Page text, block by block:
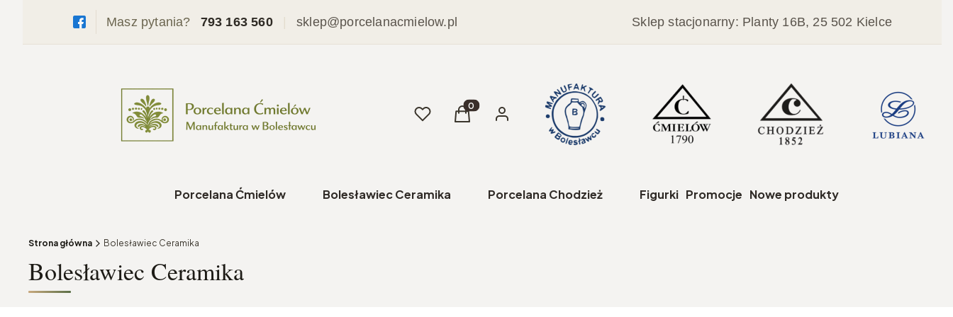
Masz pytania? 793 163 560 sklep@porcelanacmielow.pl Sklep stacjonarny: Planty 16B, 25 502 Kielce
UlubioneProdukty w koszyku: 0. Zobacz szczegóły
Koszyk Zaloguj się
Porcelana Ćmielów Bolesławiec Ceramika Porcelana Chodzież Figurki Promocje Nowe produkty
Strona główna Bolesławiec Ceramika
Bolesławiec Ceramika